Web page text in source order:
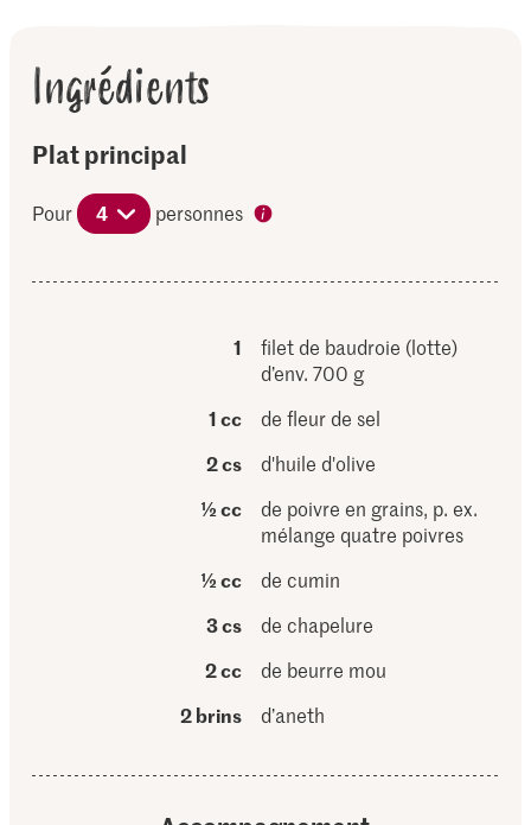
Ingrédients
Plat principal
Pour 4 personnes
1
filet de baudroie (lotte)
d’env. 700 g
1 cc
de fleur de sel
2 cs
d'huile d'olive
½ cc
de poivre en grains, p. ex.
mélange quatre poivres
½ cc
de cumin
3 cs
de chapelure
2 cc
de beurre mou
2 brins
d’aneth